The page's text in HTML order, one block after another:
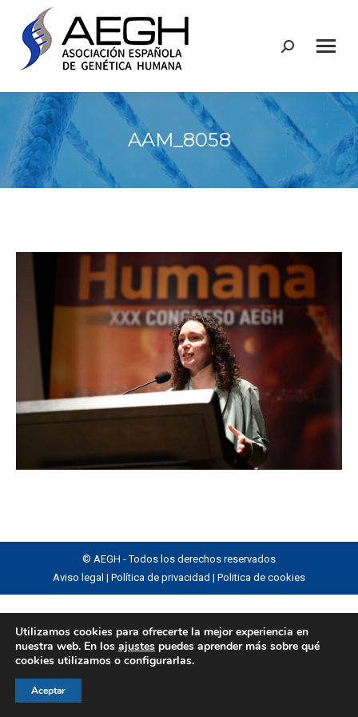
Buscar:
AAM_8058
© AEGH - Todos los derechos reservados
Aviso legal | Política de privacidad | Politica de cookies
Utilizamos cookies para ofrecerte la mejor experiencia en
nuestra web. En los ajustes puedes aprender más sobre qué
cookies utilizamos o configurarlas.
Aceptar